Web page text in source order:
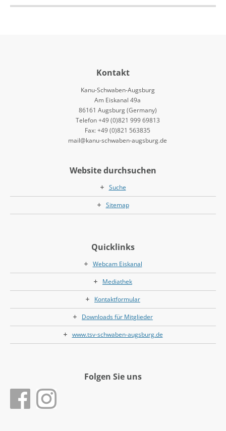
Kontakt
Kanu-Schwaben-Augsburg
Am Eiskanal 49a
86161 Augsburg (Germany)
Telefon +49 (0)821 999 69813
Fax: +49 (0)821 563835
mail@kanu-schwaben-augsburg.de
Website durchsuchen
Suche
Sitemap
Quicklinks
Webcam Eiskanal
Mediathek
Kontaktformular
Downloads für Mitglieder
www.tsv-schwaben-augsburg.de
Folgen Sie uns